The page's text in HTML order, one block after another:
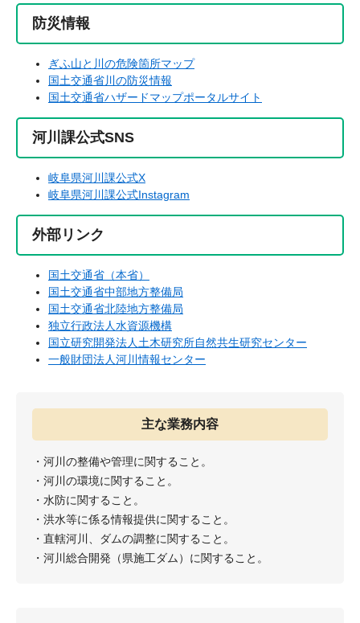
防災情報
ぎふ山と川の危険箇所マップ
国土交通省川の防災情報
国土交通省ハザードマップポータルサイト​
河川課公式SNS
岐阜県河川課公式X
岐阜県河川課公式Instagram
外部リンク
国土交通省（本省）
国土交通省中部地方整備局
国土交通省北陸地方整備局
独立行政法人水資源機構
国立研究開発法人土木研究所自然共生研究センター
一般財団法人河川情報センター
主な業務内容
・河川の整備や管理に関すること。
・河川の環境に関すること。
・水防に関すること。
・洪水等に係る情報提供に関すること。
・直轄河川、ダムの調整に関すること。
・河川総合開発（県施工ダム）に関すること。